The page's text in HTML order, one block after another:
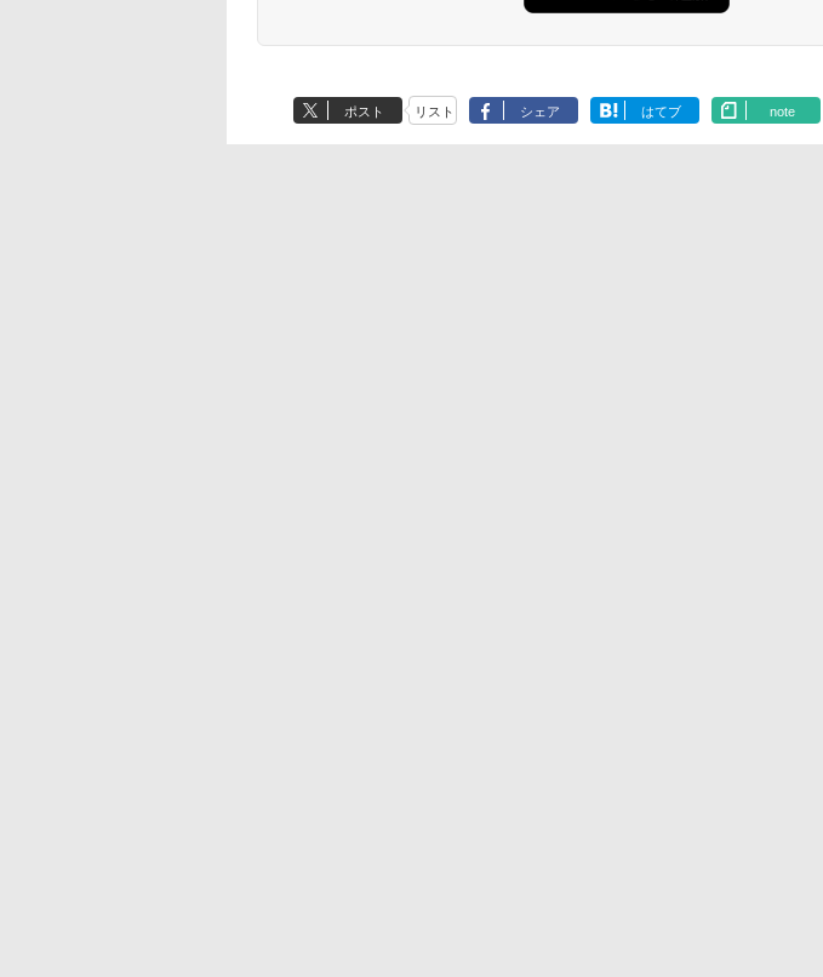
ポスト リスト シェア はてブ note